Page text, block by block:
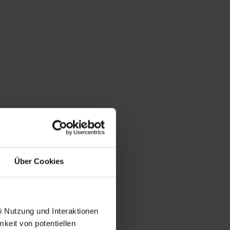
Über Cookies
Nutzung und Interaktionen
von potentiellen